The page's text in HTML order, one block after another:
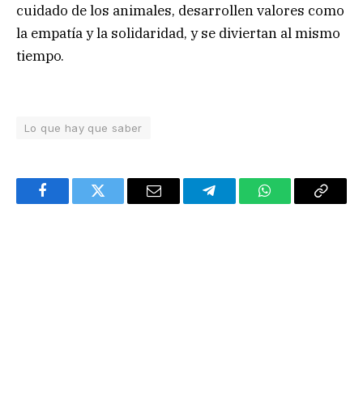
cuidado de los animales, desarrollen valores como
la empatía y la solidaridad, y se diviertan al mismo
tiempo.
Lo que hay que saber
FacebookTwitter Email TelegramWhatsAppCopy